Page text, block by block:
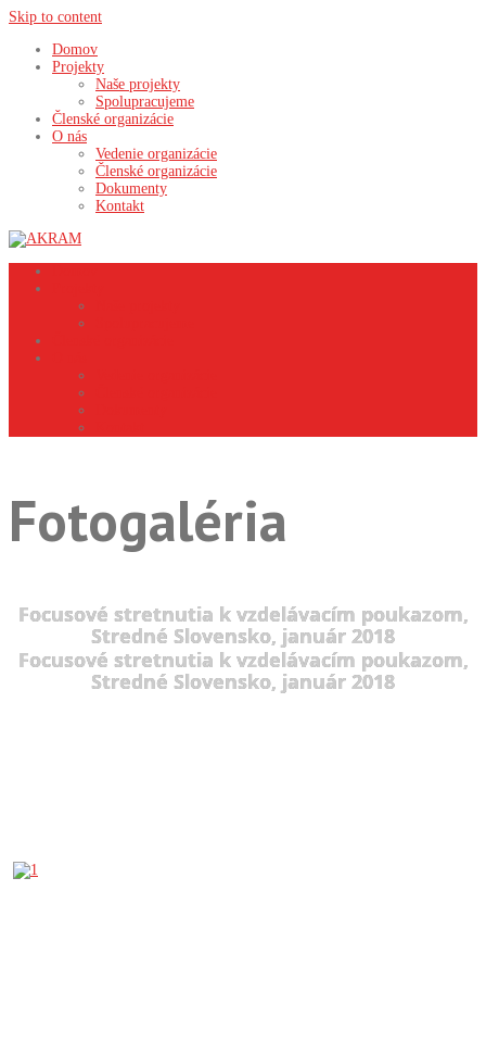
Skip to content
Domov
Projekty
Naše projekty
Spolupracujeme
Členské organizácie
O nás
Vedenie organizácie
Členské organizácie
Dokumenty
Kontakt
Fotogaléria
Focusové stretnutia k vzdelávacím poukazom,
Stredné Slovensko, január 2018
Focusové stretnutia k vzdelávacím poukazom,
Stredné Slovensko, január 2018